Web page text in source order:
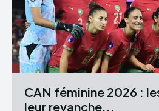
CAN féminine 2026 :
leur revanche...